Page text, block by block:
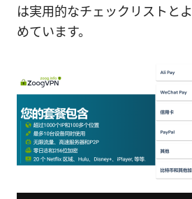
は実用的なチェックリストと
めています。